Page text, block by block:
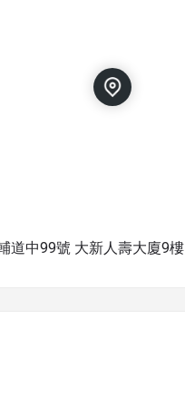
道中99號 大新人壽大廈9樓